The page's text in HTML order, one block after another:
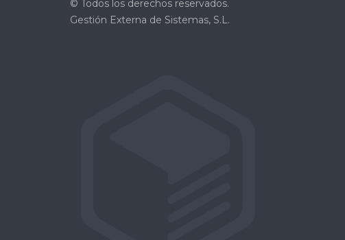
© Todos los derechos reservados.
Gestión Externa de Sistemas, S.L.